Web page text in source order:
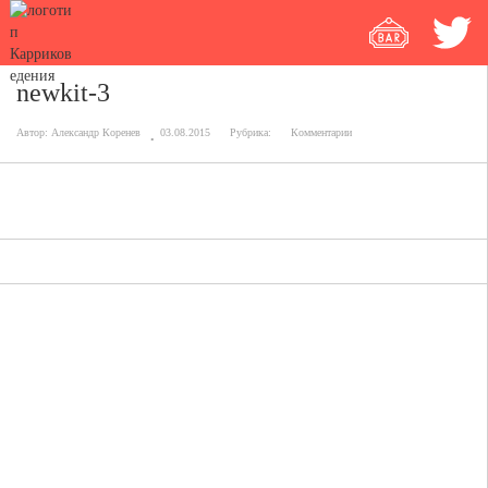
newkit-3
Автор: Александр Коренев 03.08.2015 Рубрика: Комментарии